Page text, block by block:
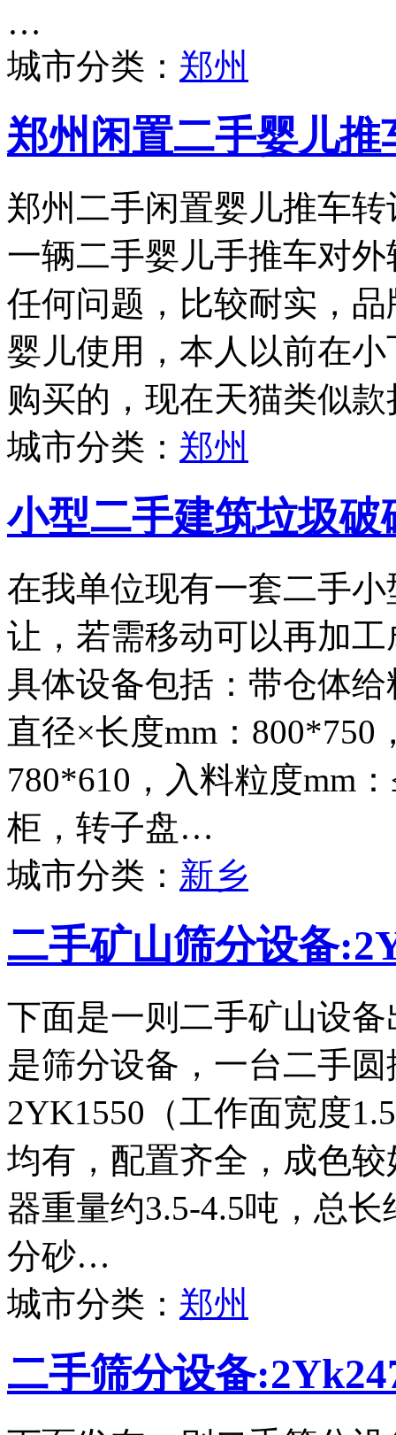
…
城市分类： 郑州
郑州闲置二手婴儿推
郑州二手闲置婴儿推车
一辆二手婴儿手推车对
任何问题，比较耐实，品
婴儿使用，本人以前在
购买的，现在天猫类似
城市分类： 郑州
小型二手建筑垃圾破
在我单位现有一套二手
让，若需移动可以再加
具体设备包括：带仓体
直径×长度mm：
780*610，入料粒度mm
柜，转子盘…
城市分类： 新乡
二手矿山筛分设备
下面是一则二手矿山设
是筛分设备，一台二手
2YK1550（工作面宽度
均有，配置齐全，成色
器重量约3.5-4.5吨，总
分砂…
城市分类： 郑州
二手筛分设备